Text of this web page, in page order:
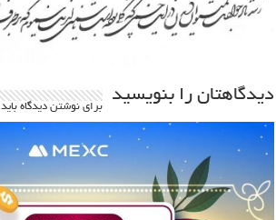
دیدگاهتان را بنویسید
برای نوشتن دیدگاه باید